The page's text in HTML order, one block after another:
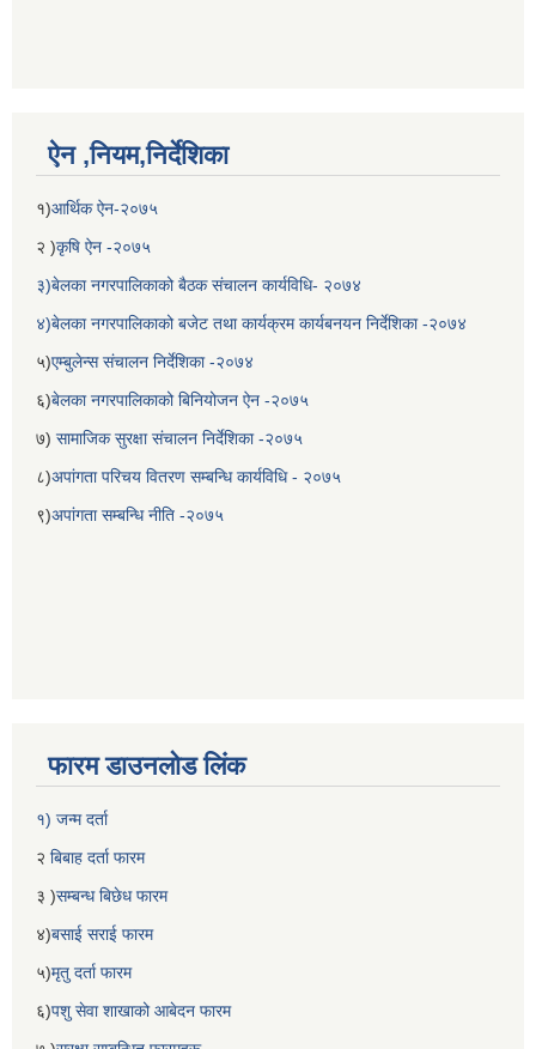
ऐन ,नियम,निर्देशिका
१)आर्थिक ऐन-२०७५
२ )कृषि ऐन -२०७५
३)बेलका नगरपालिकाको बैठक संचालन कार्यविधि- २०७४
४)बेलका नगरपालिकाको बजेट तथा कार्यक्रम कार्यबनयन निर्देशिका -२०७४
५)एम्बुलेन्स संचालन निर्देशिका -२०७४
६)बेलका नगरपालिकाको बिनियोजन ऐन -२०७५
७) सामाजिक सुरक्षा संचालन निर्देशिका -२०७५
८)अपांगता परिचय वितरण सम्बन्धि कार्यविधि - २०७५
९)अपांगता सम्बन्धि नीति -२०७५
फारम डाउनलोड लिंक
१) जन्म दर्ता
२ बिबाह दर्ता फारम
३ )सम्बन्ध बिछेध फारम
४)बसाई सराई फारम
५)मृतु दर्ता फारम
६)पशु सेवा शाखाको आबेदन फारम